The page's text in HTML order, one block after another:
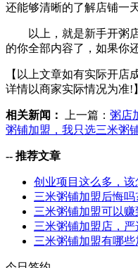
还能够清晰的了解店铺一
以上，就是新手开粥店
的你全部内容了，如果你
【以上文章如有实际开店
详情以商家实际情况为准!】
相关新闻： 上一篇： 粥店
粥铺加盟，我只选三米粥
-- 推荐文章
创业项目这么多，
三米粥铺加盟后悔
三米粥铺加盟可以赚
三米粥铺加盟店，严
三米粥铺加盟有哪些